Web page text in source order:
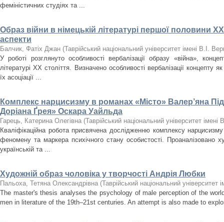
феміністичних студіях та ...
Образ війни в німецькій літературі першої половини
аспекти
Балчик, Фатіх Джан (Таврійський національний університет імені В.І.
У роботі розглянуто особливості вербалізації образу «війна»,
літературі XX століття. Визначено особливості вербалізації концепту
їх асоціації ...
Комплекс нарцисизму в романах «Місто» Валер’яна
Доріана Ґрея» Оскара Уайльда
Гарець, Катерина Олегівна (Таврійський національний університет імені
Кваліфікаційна робота присвячена дослідженню комплексу
феномену та маркера психічного стану особистості. Проаналізовано
українській та ...
Художній образ чоловіка у творчості Андрія Любки
Пальоха, Тетяна Олександрівна (Таврійський національний університет
The master's thesis analyses the psychology of male perception of the
men in literature of the 19th–21st centuries. An attempt is also made to